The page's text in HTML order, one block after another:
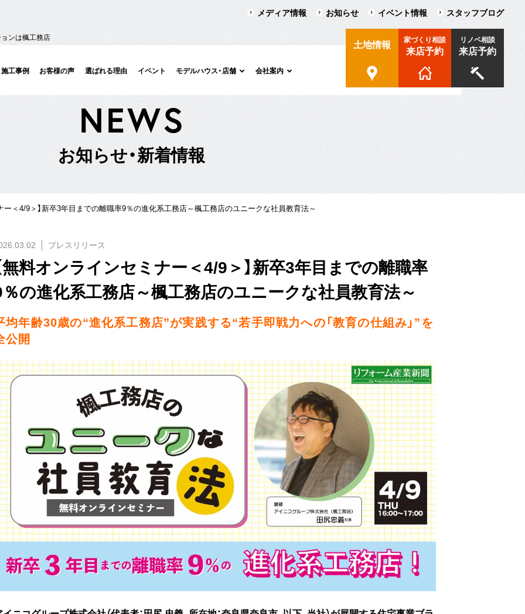
ョンは楓工務店
施工事例 お客様の声 選ばれる理由 イベント モデルハウス・店舗 会社案内
土地情報 家づくり相談
来店予約
リノベ相談
来店予約
メディア情報 お知らせ イベント情報 スタッフブログ
NEWS
お知らせ・新着情報
ー＜4/9＞】新卒3年目までの離職率9％の進化系工務店～楓工務店のユニークな社員教育法～
プレスリリース
無料オンラインセミナー＜4/9＞】新卒3年目までの離職率
の進化系工務店～楓工務店のユニークな社員教育法～
均年齢30歳の“進化系工務店”が実践する“若手即戦力への「教育の仕組み」”を
公開